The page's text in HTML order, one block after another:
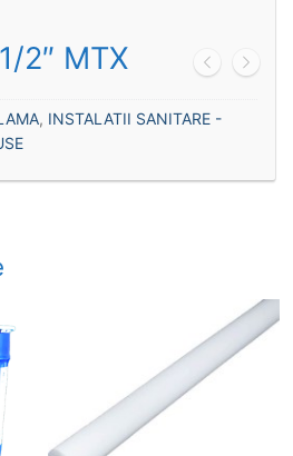
2″ MTX
, INSTALATII SANITARE -